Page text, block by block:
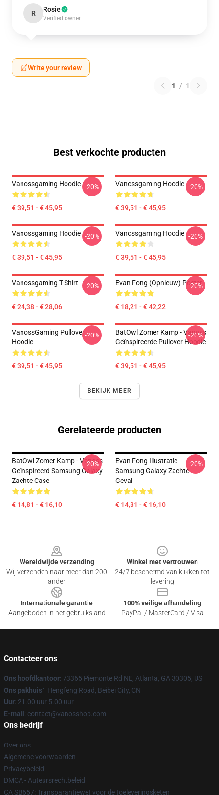
R Rosie
Verified owner
Write your review
1 / 1
Best verkochte producten
Vanossgaming Hoodie
€ 39,51 - € 45,95
-20% Vanossgaming Hoodie
€ 39,51 - € 45,95
-20%
Vanossgaming Hoodie
€ 39,51 - € 45,95
-20% Vanossgaming Hoodie
€ 39,51 - € 45,95
-20%
Vanossgaming T-Shirt
€ 24,38 - € 28,06
-20% Evan Fong (opnieuw) Poster
€ 18,21 - € 42,22
-20%
VanossGaming Pullover
Hoodie
€ 39,51 - € 45,95
-20%
BatOwl Zomer Kamp - Vanoss
Geïnspireerde Pullover Hoodie
€ 39,51 - € 45,95
-20%
BEKIJK MEER
Gerelateerde producten
BatOwl Zomer Kamp - Vanoss
Geïnspireerd Samsung Galaxy
Zachte Case
€ 14,81 - € 16,10
-20%
Evan Fong Illustratie
Samsung Galaxy Zachte
Geval
€ 14,81 - € 16,10
-20%
Wereldwijde verzending
Wij verzenden naar meer dan 200
landen
Winkel met vertrouwen
24/7 beschermd van klikken tot
levering
Internationale garantie
Aangeboden in het gebruiksland
100% veilige afhandeling
PayPal / MasterCard / Visa
Contacteer ons
Ons hoofdkantoor: 73365 Piemonte Rd NE, Atlanta, GA 30305, US
Ons pakhuis1 Hengfeng Road, Beibei City, CN
Uur: 21.00 uur 5.00 uur
E-mail : contact@vanosshop.com
Ons bedrijf
Over ons
Algemene voorwaarden
Privacybeleid
DMCA - Auteursrechtbeleid
CA SB657: Transparantiewet voor de toeleveringsketen